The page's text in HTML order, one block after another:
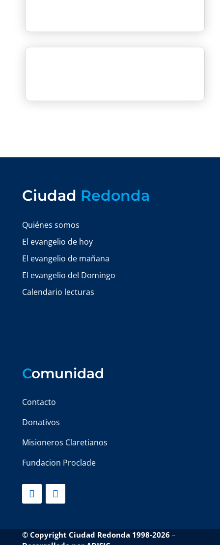
Ciudad Redonda
Quiénes somos
El evangelio de hoy
El evangelio de mañana
El evangelio del Domingo
Calendario lecturas
Comunidad
Contacto
Donativos
Misioneros Claretianos
Fundacion Proclade
© Copyright Ciudad Redonda 1998-2026 –